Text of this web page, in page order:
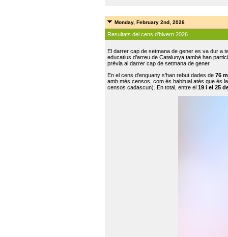
Monday, February 2nd, 2026
Resultats del cens d'hivern 2026
El darrer cap de setmana de gener es va dur a
educatius d’arreu de Catalunya també han
prèvia al darrer cap de setmana de gener.
En el cens d’enguany s'han rebut dades de 76
amb més censos, com és habitual atès que és
censos cadascun). En total, entre el 19 i el 25